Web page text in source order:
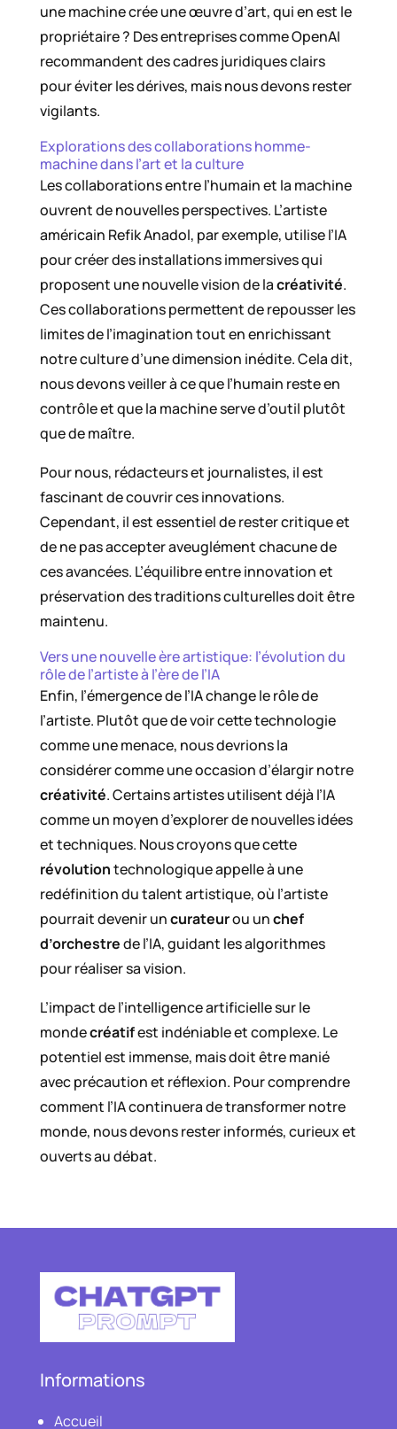
une machine crée une œuvre d’art, qui en est le
propriétaire ? Des entreprises comme OpenAI
recommandent des cadres juridiques clairs
pour éviter les dérives, mais nous devons rester
vigilants.
Explorations des collaborations homme-
machine dans l’art et la culture
Les collaborations entre l’humain et la machine
ouvrent de nouvelles perspectives. L’artiste
américain Refik Anadol, par exemple, utilise l’IA
pour créer des installations immersives qui
proposent une nouvelle vision de lacréativité.
Ces collaborations permettent de repousser les
limites de l’imagination tout en enrichissant
notre culture d’une dimension inédite. Cela dit,
nous devons veiller à ce que l’humain reste en
contrôle et que la machine serve d’outil plutôt
que de maître.
Pour nous, rédacteurs et journalistes, il est
fascinant de couvrir ces innovations.
Cependant, il est essentiel de rester critique et
de ne pas accepter aveuglément chacune de
ces avancées. L’équilibre entre innovation et
préservation des traditions culturelles doit être
maintenu.
Vers une nouvelle ère artistique: l’évolution du
rôle de l’artiste à l’ère de l’IA
Enfin, l’émergence de l’IA change le rôle de
l’artiste. Plutôt que de voir cette technologie
comme une menace, nous devrions la
considérer comme une occasion d’élargir notre
créativité. Certains artistes utilisent déjà l’IA
comme un moyen d’explorer de nouvelles idées
et techniques. Nous croyons que cette
révolutiontechnologique appelle à une
redéfinition du talent artistique, où l’artiste
pourrait devenir uncurateurou unchef
d’orchestrede l’IA, guidant les algorithmes
pour réaliser sa vision.
L’impact de l’intelligence artificielle sur le
mondecréatifest indéniable et complexe. Le
potentiel est immense, mais doit être manié
avec précaution et réflexion. Pour comprendre
comment l’IA continuera de transformer notre
monde, nous devons rester informés, curieux et
ouverts au débat.
Informations
Accueil